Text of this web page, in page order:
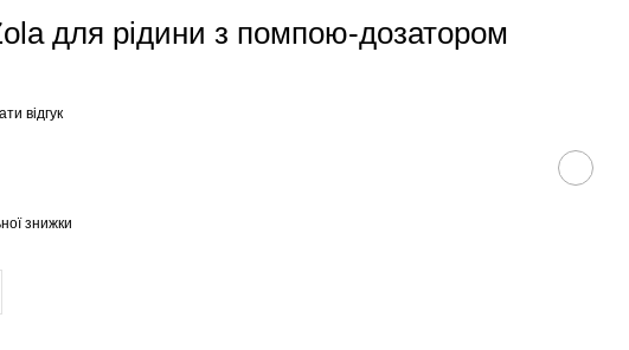
для рідини з помпою-дозатором
відгук
знижки